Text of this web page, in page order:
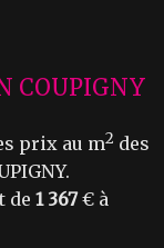
COUPIGNY
prix au m2 des
de 1 367€ à